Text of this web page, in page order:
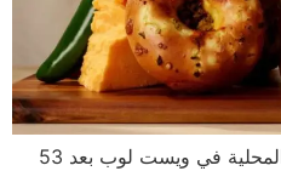
منافسة ساخنة مع “تيلي باغل” المحلية في ويست لوب بعد 53